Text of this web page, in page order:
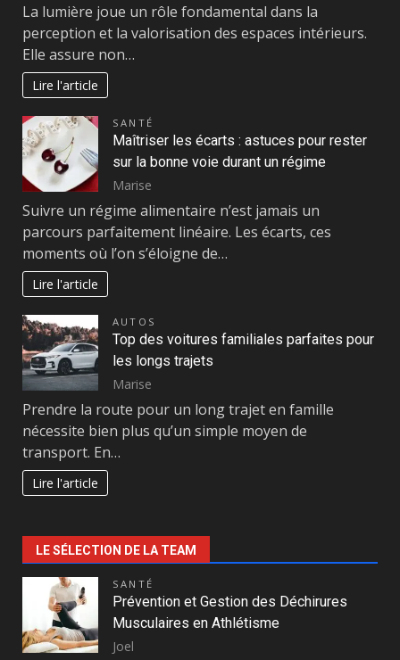
La lumière joue un rôle fondamental dans la
perception et la valorisation des espaces intérieurs.
Elle assure non…
Lire l'article
SANTÉ
Maîtriser les écarts : astuces pour rester
sur la bonne voie durant un régime
Marise
Suivre un régime alimentaire n’est jamais un
parcours parfaitement linéaire. Les écarts, ces
moments où l’on s’éloigne de…
Lire l'article
AUTOS
Top des voitures familiales parfaites pour
les longs trajets
Marise
Prendre la route pour un long trajet en famille
nécessite bien plus qu’un simple moyen de
transport. En…
Lire l'article
LE SÉLECTION DE LA TEAM
SANTÉ
Prévention et Gestion des Déchirures
Musculaires en Athlétisme
Joel